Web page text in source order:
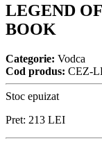
LEGEND
BOOK
Categorie: Vodca
Cod produs: CEZ-
Stoc epuizat
Pret: 213 LEI